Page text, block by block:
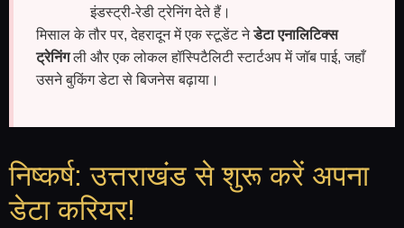
इंडस्ट्री-रेडी ट्रेनिंग देते हैं।
मिसाल के तौर पर, देहरादून में एक स्टूडेंट नेडेटा एनालिटिक्स
ट्रेनिंगली और एक लोकल हॉस्पिटैलिटी स्टार्टअप में जॉब पाई, जहाँ
उसने बुकिंग डेटा से बिजनेस बढ़ाया।
निष्कर्ष: उत्तराखंड से शुरू करें अपना
डेटा करियर!